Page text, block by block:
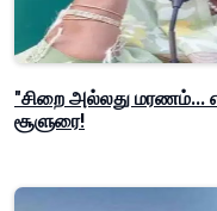
"சிறை அல்லது மரணம்...
சூளுரை!